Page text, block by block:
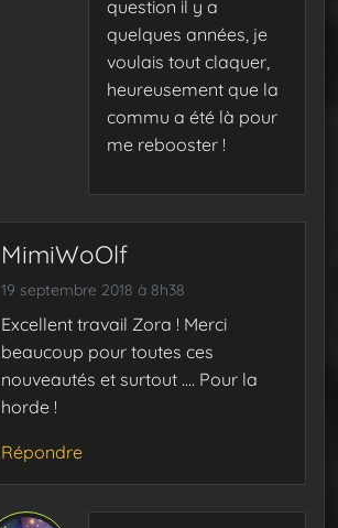
question il y a
quelques années, je
voulais tout claquer,
heureusement que la
commu a été là pour
me rebooster !
MimiWoOlf
19 septembre 2018 à 8h38
Excellent travail Zora ! Merci
beaucoup pour toutes ces
nouveautés et surtout …. Pour la
horde !
Répondre